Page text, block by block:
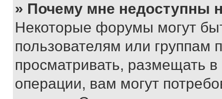
» Почему мне недоступны
Некоторые форумы могут
пользователям или группам
просматривать, размещать
операции, вам могут